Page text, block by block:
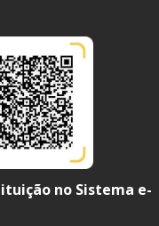
no Sistema e-